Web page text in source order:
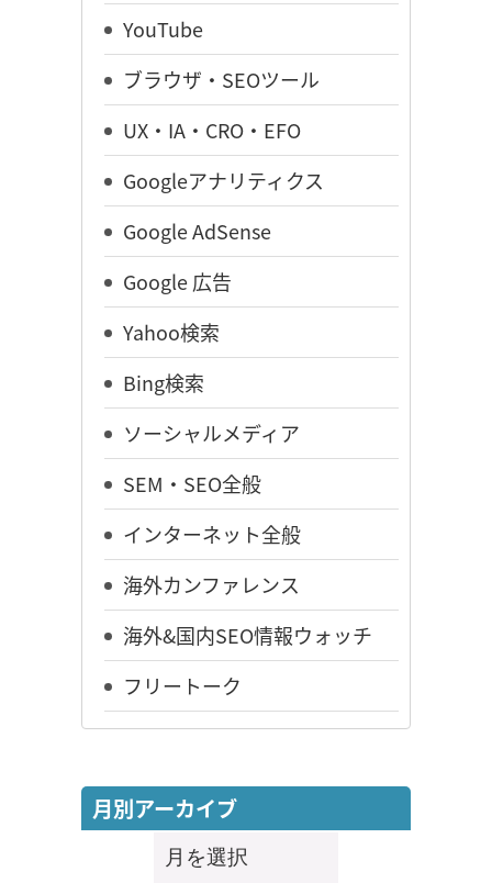
YouTube
ブラウザ・SEOツール
UX・IA・CRO・EFO
Googleアナリティクス
Google AdSense
Google 広告
Yahoo検索
Bing検索
ソーシャルメディア
SEM・SEO全般
インターネット全般
海外カンファレンス
海外&国内SEO情報ウォッチ
フリートーク
月別アーカイブ
月
別